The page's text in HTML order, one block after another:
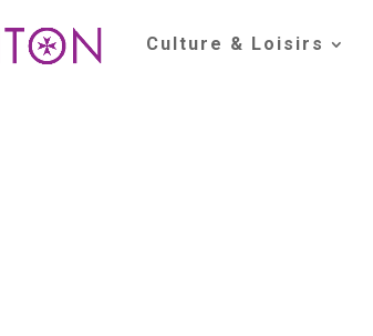
Culture & Loisirs